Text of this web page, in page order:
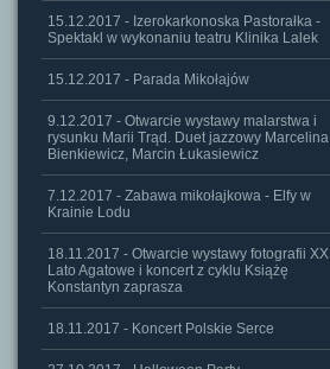
15.12.2017 - Izerokarkonoska Pastorałka -
Spektakl w wykonaniu teatru Klinika Lalek
15.12.2017 - Parada Mikołajów
9.12.2017 - Otwarcie wystawy malarstwa i
rysunku Marii Trąd. Duet jazzowy Marcelina
Bienkiewicz, Marcin Łukasiewicz
7.12.2017 - Zabawa mikołajkowa - Elfy w
Krainie Lodu
18.11.2017 - Otwarcie wystawy fotografii XX
Lato Agatowe i koncert z cyklu Książę
Konstantyn zaprasza
18.11.2017 - Koncert Polskie Serce